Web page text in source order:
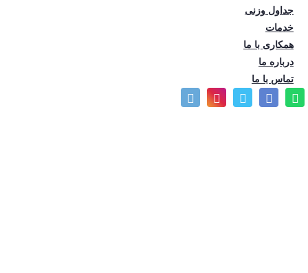
جداول وزنی
خدمات
همکاری با ما
درباره ما
تماس با ما
تعداد بازدید: 430